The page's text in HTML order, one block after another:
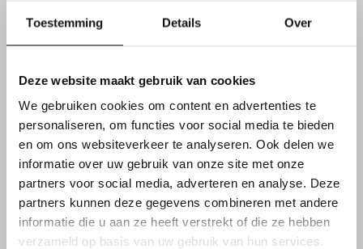
Toestemming Details Over
Deze website maakt gebruik van cookies
We gebruiken cookies om content en advertenties te
personaliseren, om functies voor social media te bieden
en om ons websiteverkeer te analyseren. Ook delen we
informatie over uw gebruik van onze site met onze
partners voor social media, adverteren en analyse. Deze
partners kunnen deze gegevens combineren met andere
informatie die u aan ze heeft verstrekt of die ze hebben
verzameld op basis van uw gebruik van hun services.
9u
Dag
3000
4000
Lichtervelde
Commercieel Administratief
Bediende | Familiale kmo